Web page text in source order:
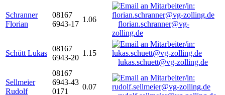
Schranner
Florian
08167
6943-17
1.06
florian.schranner@vg-
zolling.de
Schütt Lukas
08167
6943-20
1.15
lukas.schuett@vg-zolling.de
Sellmeier
Rudolf
08167
6943-43
0171
0.07